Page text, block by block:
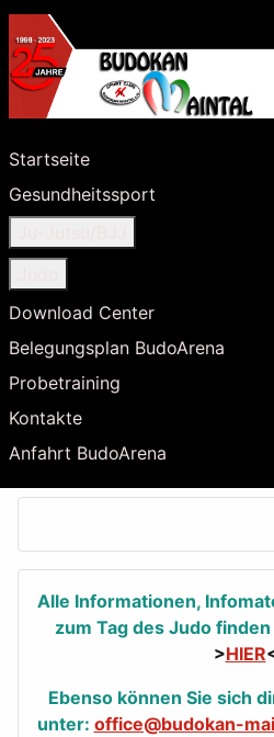
Startseite
Gesundheitssport
Download Center
Belegungsplan BudoArena
Probetraining
Kontakte
Anfahrt BudoArena
Alle Informationen,
zum Tag des Judo
>HIER
Ebenso können Sie sich
unter: office@budokan-